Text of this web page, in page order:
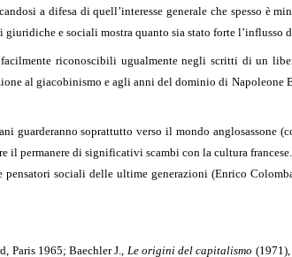
a difesa di quell’interesse generale che spesso è
giuridiche e sociali mostra quanto sia stato forte l’influsso
riconoscibili ugualmente negli scritti di un
al giacobinismo e agli anni del dominio di
guarderanno soprattutto verso il mondo anglosassone
il permanere di significativi scambi con la cultura
sociali delle ultime generazioni (Enrico
Paris 1965; Baechler J., Le origini del capitalismo